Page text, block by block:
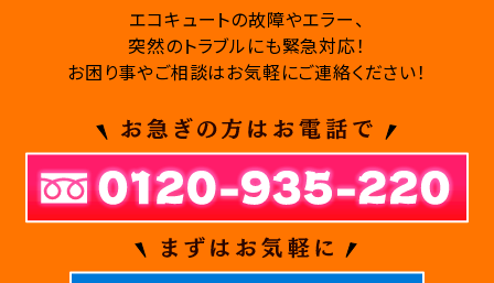
エコキュートの故障やエラー、
突然のトラブルにも緊急対応！
お困り事やご相談はお気軽にご連絡ください！